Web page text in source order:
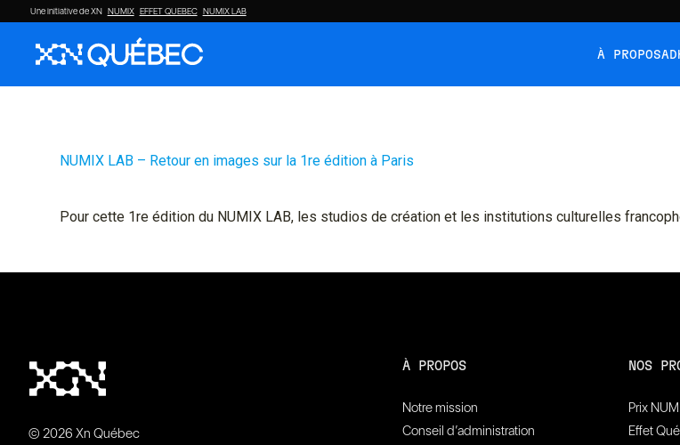
Une initiative de XN NUMIX EFFET QUEBEC NUMIX LAB
À PROPOS
NUMIX LAB – Retour en images sur la 1re édition à Paris
Pour cette 1re édition du NUMIX LAB, les studios de création et les institutions culturelles
© 2026 Xn Québec
À PROPOS
Notre mission
Conseil d’administration
NOS
Prix
Effet